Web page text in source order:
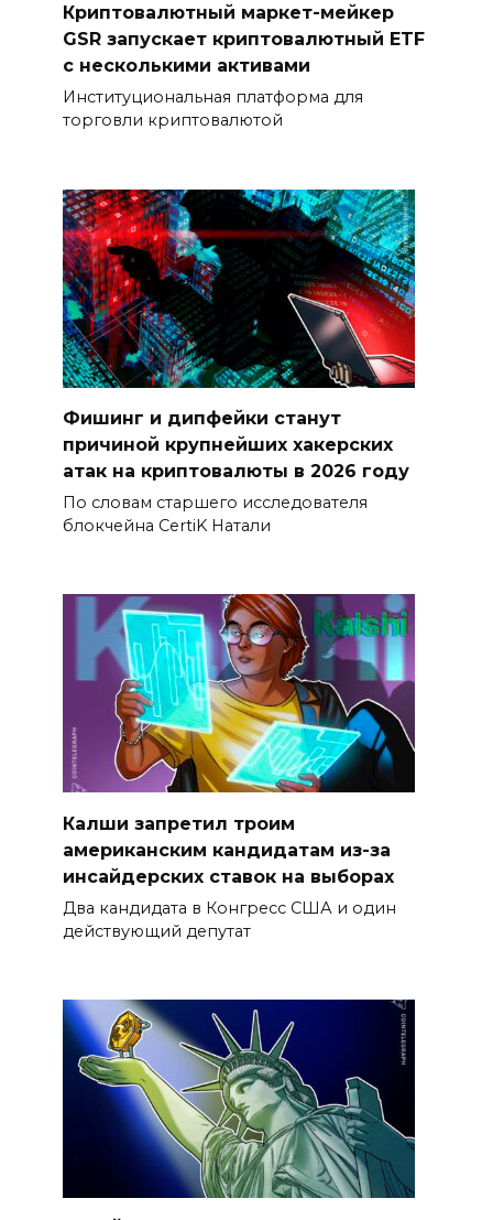
Криптовалютный маркет-мейкер
GSR запускает криптовалютный ETF
с несколькими активами
Институциональная платформа для
торговли криптовалютой
Фишинг и дипфейки станут
причиной крупнейших хакерских
атак на криптовалюты в 2026 году
По словам старшего исследователя
блокчейна CertiK Натали
Калши запретил троим
американским кандидатам из-за
инсайдерских ставок на выборах
Два кандидата в Конгресс США и один
действующий депутат